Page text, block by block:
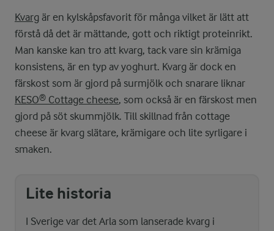
Kvarg är en kylskåpsfavorit för många vilket är lätt att
förstå då det är mättande, gott och riktigt proteinrikt.
Man kanske kan tro att kvarg, tack vare sin krämiga
konsistens, är en typ av yoghurt. Kvarg är dock en
färskost som är gjord på surmjölk och snarare liknar
KESO® Cottage cheese, som också är en färskost men
gjord på söt skummjölk. Till skillnad från cottage
cheese är kvarg slätare, krämigare och lite syrligare i
smaken.
Lite historia
I Sverige var det Arla som lanserade kvarg i